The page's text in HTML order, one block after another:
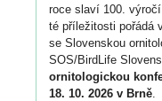
roce slaví 100.
té příležitosti pořádá
se Slovenskou
SOS/BirdLife
ornitologickou
18. 10. 2026 v Brně.